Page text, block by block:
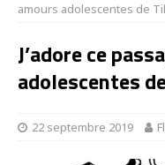
amours adolescentes de
J’adore ce
adolescentes
22 septembre 2019